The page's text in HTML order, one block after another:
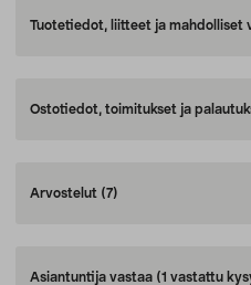
Tuotetiedot, liitteet ja mahdolliset
Ostotiedot, toimitukset ja
Arvostelut (7)
Asiantuntija vastaa (1 vastattu